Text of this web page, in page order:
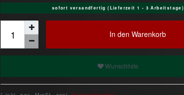
sofort versandfertig (Lieferzeit 1 - 3 Arbeitstage)
In den Warenkorb
Wunschliste